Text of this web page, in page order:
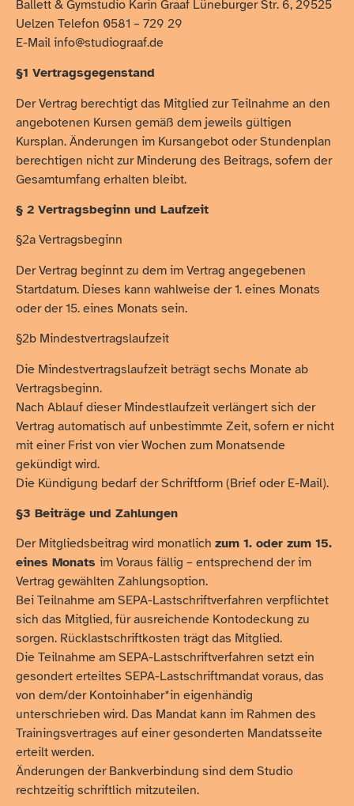
Ballett & Gymstudio Karin Graaf Lüneburger Str. 6, 29525
Uelzen Telefon 0581 – 729 29
E-Mail info@studiograaf.de
§1 Vertragsgegenstand
Der Vertrag berechtigt das Mitglied zur Teilnahme an den
angebotenen Kursen gemäß dem jeweils gültigen
Kursplan. Änderungen im Kursangebot oder Stundenplan
berechtigen nicht zur Minderung des Beitrags, sofern der
Gesamtumfang erhalten bleibt.
§ 2 Vertragsbeginn und Laufzeit
§2a Vertragsbeginn
Der Vertrag beginnt zu dem im Vertrag angegebenen
Startdatum. Dieses kann wahlweise der 1. eines Monats
oder der 15. eines Monats sein.
§2b Mindestvertragslaufzeit
Die Mindestvertragslaufzeit beträgt sechs Monate ab
Vertragsbeginn.
Nach Ablauf dieser Mindestlaufzeit verlängert sich der
Vertrag automatisch auf unbestimmte Zeit, sofern er nicht
mit einer Frist von vier Wochen zum Monatsende
gekündigt wird.
Die Kündigung bedarf der Schriftform (Brief oder E-Mail).
§3 Beiträge und Zahlungen
Der Mitgliedsbeitrag wird monatlich zum 1. oder zum 15.
eines Monats im Voraus fällig – entsprechend der im
Vertrag gewählten Zahlungsoption.
Bei Teilnahme am SEPA-Lastschriftverfahren verpflichtet
sich das Mitglied, für ausreichende Kontodeckung zu
sorgen. Rücklastschriftkosten trägt das Mitglied.
Die Teilnahme am SEPA-Lastschriftverfahren setzt ein
gesondert erteiltes SEPA-Lastschriftmandat voraus, das
von dem/der Kontoinhaber*in eigenhändig
unterschrieben wird. Das Mandat kann im Rahmen des
Trainingsvertrages auf einer gesonderten Mandatsseite
erteilt werden.
Änderungen der Bankverbindung sind dem Studio
rechtzeitig schriftlich mitzuteilen.